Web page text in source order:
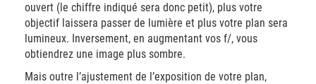
ouvert (le chiffre indiqué sera donc petit), plus votre
objectif laissera passer de lumière et plus votre plan sera
lumineux. Inversement, en augmentant vos f/, vous
obtiendrez une image plus sombre.
Mais outre l’ajustement de l’exposition de votre plan,